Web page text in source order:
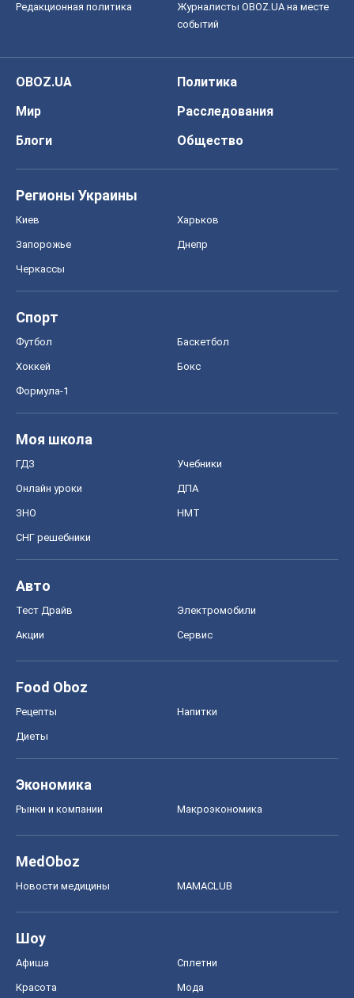
Редакционная политика
Журналисты OBOZ.UA на месте
событий
OBOZ.UA
Политика
Мир
Расследования
Блоги
Общество
Регионы Украины
Киев Харьков
Запорожье Днепр
Черкассы
Спорт
Футбол Баскетбол
Хоккей Бокс
Формула-1
Моя школа
ГДЗ Учебники
Онлайн уроки ДПА
ЗНО НМТ
СНГ решебники
Авто
Тест Драйв Электромобили
Акции Сервис
Food Oboz
Рецепты Напитки
Диеты
Экономика
Рынки и компании Mакроэкономика
MedOboz
Новости медицины MAMACLUB
Шоу
Афиша Сплетни
Красота Мода